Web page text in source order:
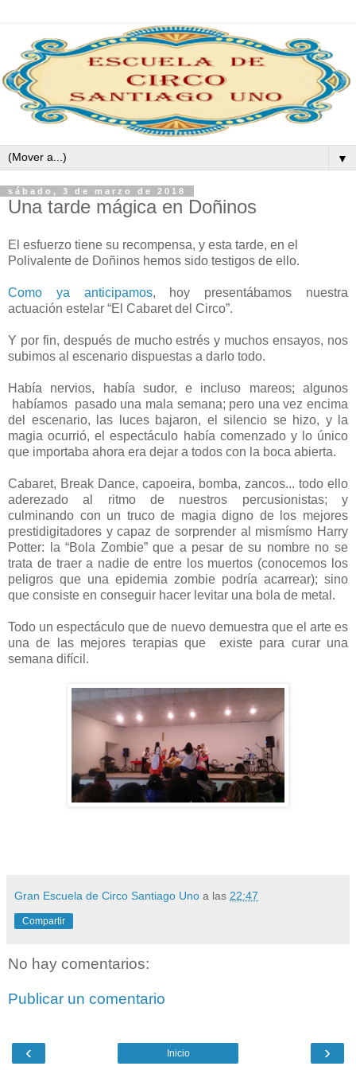
▼
sábado, 3 de marzo de 2018
Una tarde mágica en Doñinos
El esfuerzo tiene su recompensa, y esta tarde, en el
Polivalente de Doñinos hemos sido testigos de ello.
Como ya anticipamos, hoy presentábamos nuestra
actuación estelar “El Cabaret del Circo”.
Y por fin, después de mucho estrés y muchos ensayos, nos
subimos al escenario dispuestas a darlo todo.
Había nervios, había sudor, e incluso mareos; algunos
habíamos pasado una mala semana; pero una vez encima
del escenario, las luces bajaron, el silencio se hizo, y la
magia ocurrió, el espectáculo había comenzado y lo único
que importaba ahora era dejar a todos con la boca abierta.
Cabaret, Break Dance, capoeira, bomba, zancos... todo ello
aderezado al ritmo de nuestros percusionistas; y
culminando con un truco de magia digno de los mejores
prestidigitadores y capaz de sorprender al mismísmo Harry
Potter: la “Bola Zombie” que a pesar de su nombre no se
trata de traer a nadie de entre los muertos (conocemos los
peligros que una epidemia zombie podría acarrear); sino
que consiste en conseguir hacer levitar una bola de metal.
Todo un espectáculo que de nuevo demuestra que el arte es
una de las mejores terapias que
existe para curar una
semana difícil.
Gran Escuela de Circo Santiago Uno a las 22:47
Compartir
No hay comentarios:
Publicar un comentario
‹ ›
Inicio